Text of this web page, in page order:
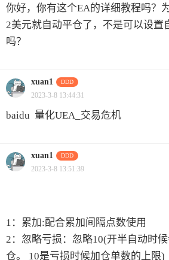
你好，你有这个EA的详细教程吗？
2美元就自动平仓了，不是可以设置
吗？
xuan1 DDD
2023-3-8 13:44:31
baidu 量化UEA_交易危机
xuan1 DDD
2023-3-8 13:51:39
1：累加:配合累加间隔点数使用
2：忽略亏损：忽略10(开半自动时
仓。 10是亏损时候加仓单数的上限)